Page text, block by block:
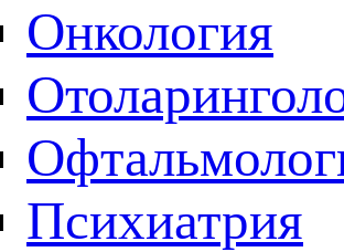
Онкология
Психиатрия